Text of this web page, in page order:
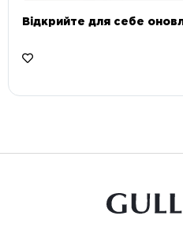
Відкрийте для себе